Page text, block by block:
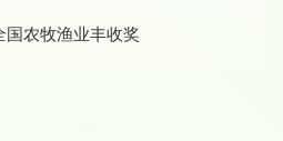
国农牧渔业丰收奖